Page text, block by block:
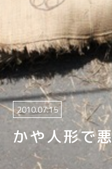
かや人形で
2010.07.15